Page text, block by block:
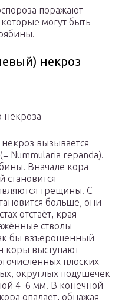
поражают
могут быть
некроз
некроза
вызывается
Nummularia repanda).
Вначале кора
становится
трещины. С
больше, они
отстаёт, края
стволы
бы взъерошенный
коры выступают
плоских
округлых подушечек
4–6 мм. В конечной
опадает, обнажая